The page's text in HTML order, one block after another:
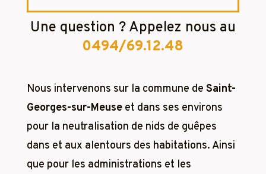
Une question ? Appelez nous au
0494/69.12.48
Nous intervenons sur la commune de Saint-
Georges-sur-Meuseet dans ses environs
pour la neutralisation de nids de guêpes
dans et aux alentours des habitations. Ainsi
que pour les administrations et les